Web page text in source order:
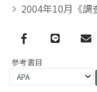
2004年10月《
Facebook
line
參考書目